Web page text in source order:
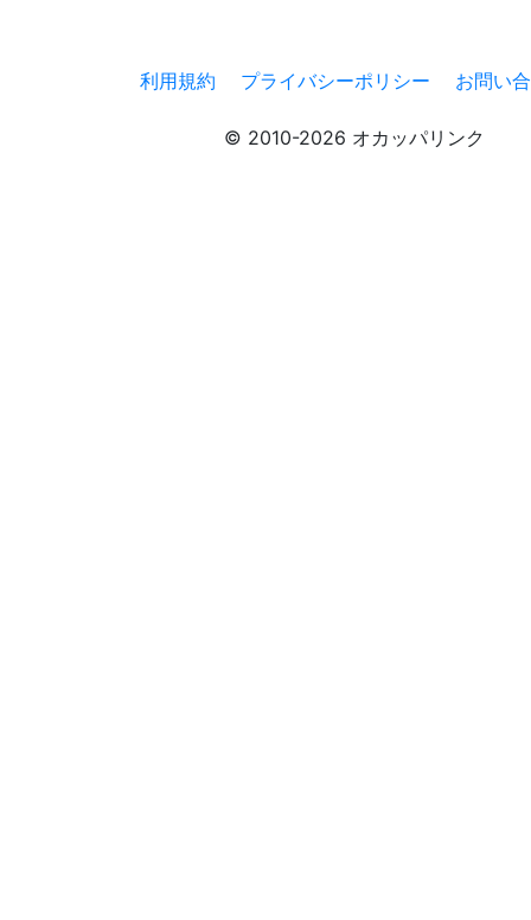
利用規約 プライバシーポリシー お問い
© 2010-2026 オカッパリンク